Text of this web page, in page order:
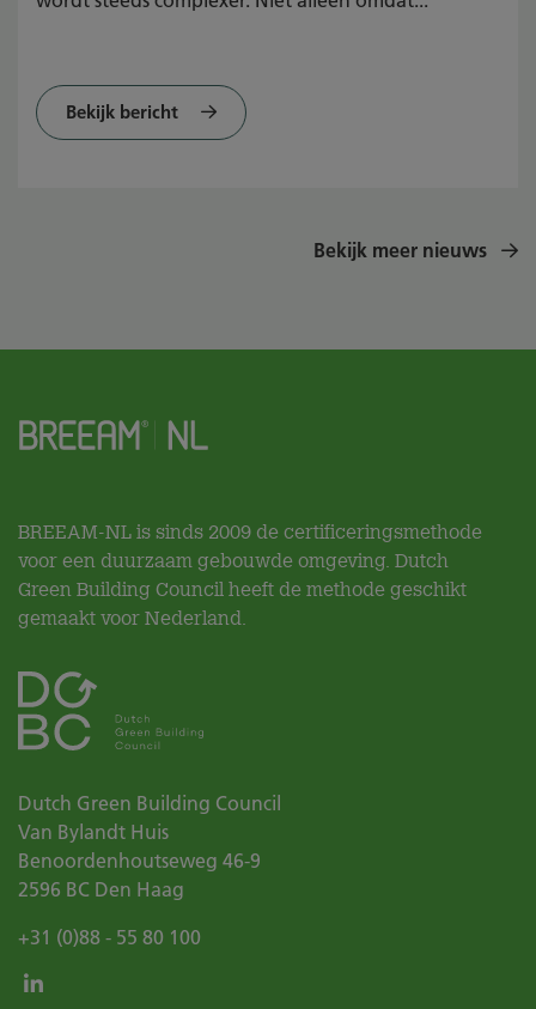
Bekijk bericht
Bekijk meer nieuws
BREEAM-NL is sinds 2009 de certificeringsmethode
voor een duurzaam gebouwde omgeving. Dutch
Green Building Council heeft de methode geschikt
gemaakt voor Nederland.
Dutch Green Building Council
Van Bylandt Huis
Benoordenhoutseweg 46-9
2596 BC Den Haag
+31 (0)88 - 55 80 100